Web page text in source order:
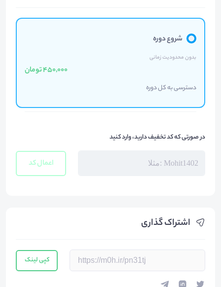
اشتراک گذاری
کپی لینک
شروع دوره
بدون محدودیت زمانی
450,000 تومان
دسترسی به کل دوره
در صورتی که کد تخفیف دارید، وارد کنید
اعمال کد